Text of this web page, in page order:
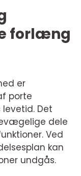
forlæng
er
porte
Det
dele
Ved
kan
undgås.